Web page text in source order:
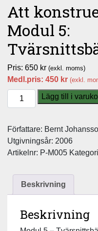
Att
Modul 5:
Pris: 650 kr (exkl. moms)
Medl.pris: 450 kr (exkl.
konstruera
stål
-
Modul
Tvärsnittsbärförmåga
mängd
Lägg till i
Författare: Bernt
Utgivningsår: 2006
Artikelnr: P-M005
Beskrivning
Beskrivning